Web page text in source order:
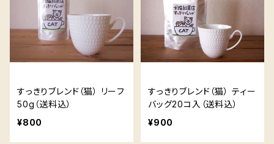
すっきりブレンド（猫） リーフ
50g（送料込）
¥800
すっきりブレンド（猫） ティー
バッグ20コ入（送料込）
¥900